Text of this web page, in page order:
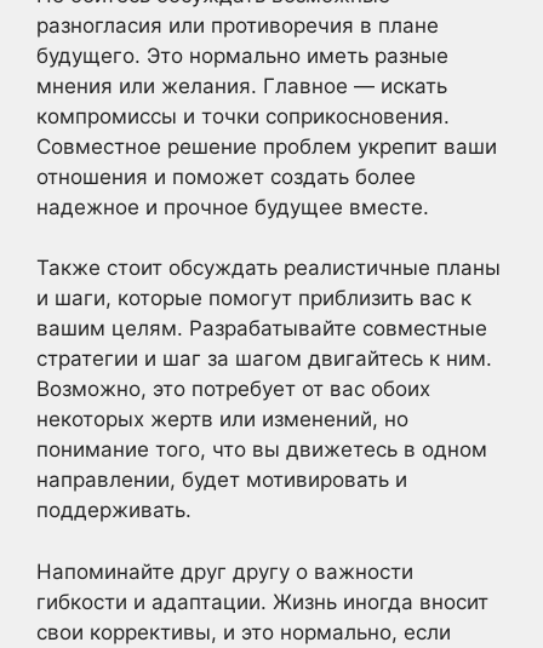
разногласия или противоречия в плане
будущего. Это нормально иметь разные
мнения или желания. Главное — искать
компромиссы и точки соприкосновения.
Совместное решение проблем укрепит ваши
отношения и поможет создать более
надежное и прочное будущее вместе.
Также стоит обсуждать реалистичные планы
и шаги, которые помогут приблизить вас к
вашим целям. Разрабатывайте совместные
стратегии и шаг за шагом двигайтесь к ним.
Возможно, это потребует от вас обоих
некоторых жертв или изменений, но
понимание того, что вы движетесь в одном
направлении, будет мотивировать и
поддерживать.
Напоминайте друг другу о важности
гибкости и адаптации. Жизнь иногда вносит
свои коррективы, и это нормально, если